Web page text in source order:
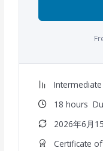
Intermediate
18 hours
2026年6月
Certificate